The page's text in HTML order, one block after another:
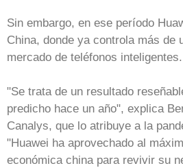
Sin embargo, en ese período
China, donde ya controla más de
mercado de teléfonos inteligentes.
"Se trata de un resultado
predicho hace un año", explica
Canalys, que lo atribuye a la
"Huawei ha aprovechado al
económica china para revivir su